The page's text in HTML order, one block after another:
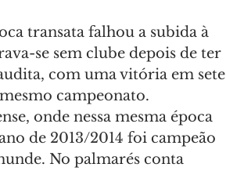
transata falhou a subida à
se sem clube depois de ter
com uma vitória em sete
campeonato.
onde nessa mesma época
de 2013/2014 foi campeão
No palmarés conta